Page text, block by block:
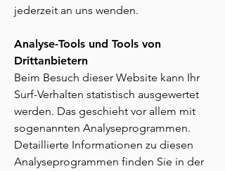
jederzeit an uns wenden.
Analyse-Tools und Tools von
Drittanbietern
Beim Besuch dieser Website kann Ihr
Surf-Verhalten statistisch ausgewertet
werden. Das geschieht vor allem mit
sogenannten Analyseprogrammen.
Detaillierte Informationen zu diesen
Analyseprogrammen finden Sie in der